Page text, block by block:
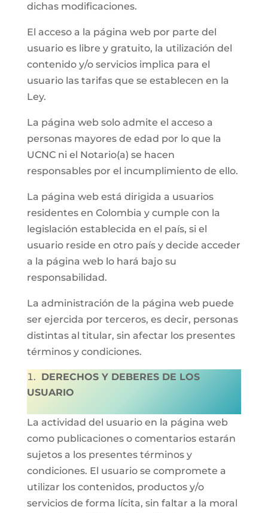
dichas modificaciones.
El acceso a la página web por parte del
usuario es libre y gratuito, la utilización del
contenido y/o servicios implica para el
usuario las tarifas que se establecen en la
Ley.
La página web solo admite el acceso a
personas mayores de edad por lo que la
UCNC ni el Notario(a) se hacen
responsables por el incumplimiento de ello.
La página web está dirigida a usuarios
residentes en Colombia y cumple con la
legislación establecida en el país, si el
usuario reside en otro país y decide acceder
a la página web lo hará bajo su
responsabilidad.
La administración de la página web puede
ser ejercida por terceros, es decir, personas
distintas al titular, sin afectar los presentes
términos y condiciones.
DERECHOS Y DEBERES DE LOS
USUARIO
La actividad del usuario en la página web
como publicaciones o comentarios estarán
sujetos a los presentes términos y
condiciones. El usuario se compromete a
utilizar los contenidos, productos y/o
servicios de forma lícita, sin faltar a la moral